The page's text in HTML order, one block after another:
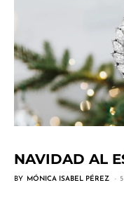
NAVIDAD AL
BY MÓNICA ISABEL PÉREZ